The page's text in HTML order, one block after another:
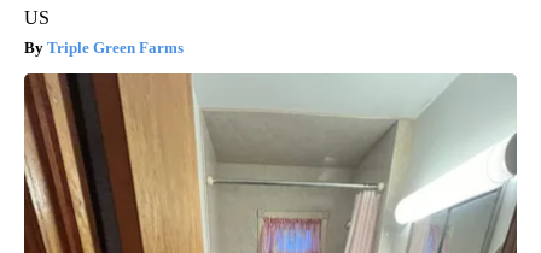
US
Triple Green Farms